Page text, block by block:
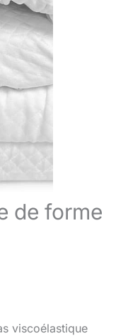
de forme
viscoélastique